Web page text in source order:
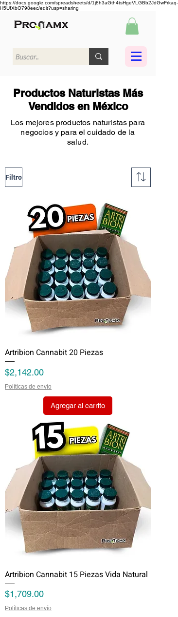
https://docs.google.com/spreadsheets/d/1j8h3aGth4tsHgeVLGBb2JdGwFrkaq-
H5UfXbO798eec/edit?usp=sharing
Productos Naturistas Más
Vendidos en México
Los mejores productos naturistas para
negocios y para el cuidado de la
salud.
Filtro
Artribion Cannabit 20 Piezas
Precio
$2,142.00
Políticas de envío
Agregar al carrito
Artribion Cannabit 15 Piezas Vida Natural
Precio
$1,709.00
Políticas de envío